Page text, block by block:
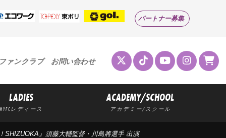
パートナー募集
ァンクラブ お問い合わせ
LADIES
レディース
ACADEMY/SCHOOL
アカデミー/スクール
』須藤大輔監督・川島將選手 出演